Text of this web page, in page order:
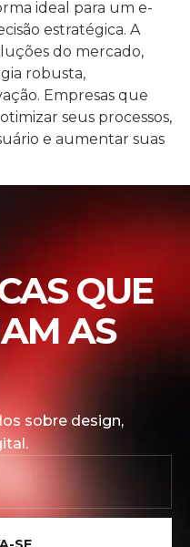
ideal para um e-
estratégica. A
do mercado,
robusta,
Empresas que
seus processos,
e aumentar suas
QUE
AS
sobre design,